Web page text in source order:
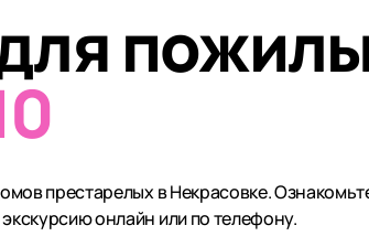
престарелых в Некрасовке.
онлайн или по телефону.